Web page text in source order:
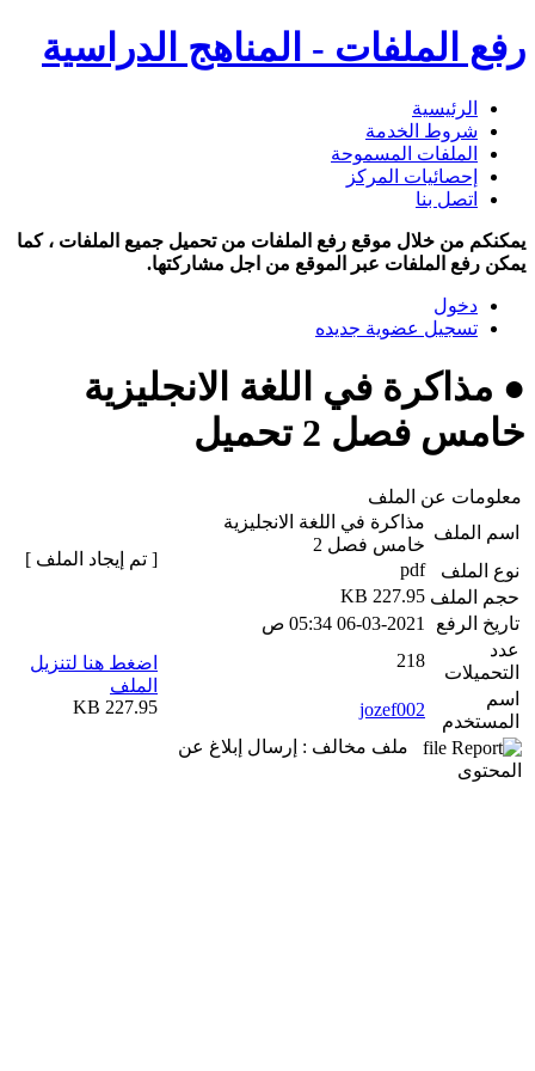
رفع الملفات - المناهج الدراسية
الرئيسية
شروط الخدمة
الملفات المسموحة
إحصائيات المركز
اتصل بنا
يمكنكم من خلال موقع رفع الملفات من تحميل جميع الملفات ، كما
يمكن رفع الملفات عبر الموقع من اجل مشاركتها.
دخول
تسجيل عضوية جديده
● مذاكرة في اللغة الانجليزية
خامس فصل 2 تحميل
معلومات عن الملف
اسم الملف
مذاكرة في اللغة الانجليزية
خامس فصل 2
نوع الملف
pdf
حجم الملف 227.95 KB
تاريخ الرفع
06-03-2021 05:34 ص
عدد
التحميلات
218
اسم
المستخدم
jozef002
ملف مخالف : إرسال إبلاغ عن
المحتوى
[ تم إيجاد الملف ]
اضغط هنا لتنزيل
الملف
227.95 KB